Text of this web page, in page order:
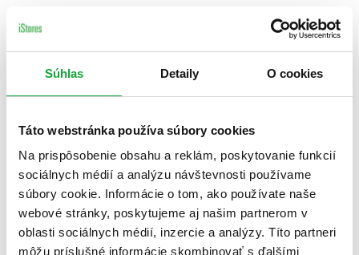
Súhlas Detaily O cookies
Táto webstránka používa súbory cookies
Na prispôsobenie obsahu a reklám, poskytovanie funkcií
sociálnych médií a analýzu návštevnosti používame
súbory cookie. Informácie o tom, ako používate naše
webové stránky, poskytujeme aj našim partnerom v
oblasti sociálnych médií, inzercie a analýzy. Títo partneri
môžu príslušné informácie skombinovať s ďalšími